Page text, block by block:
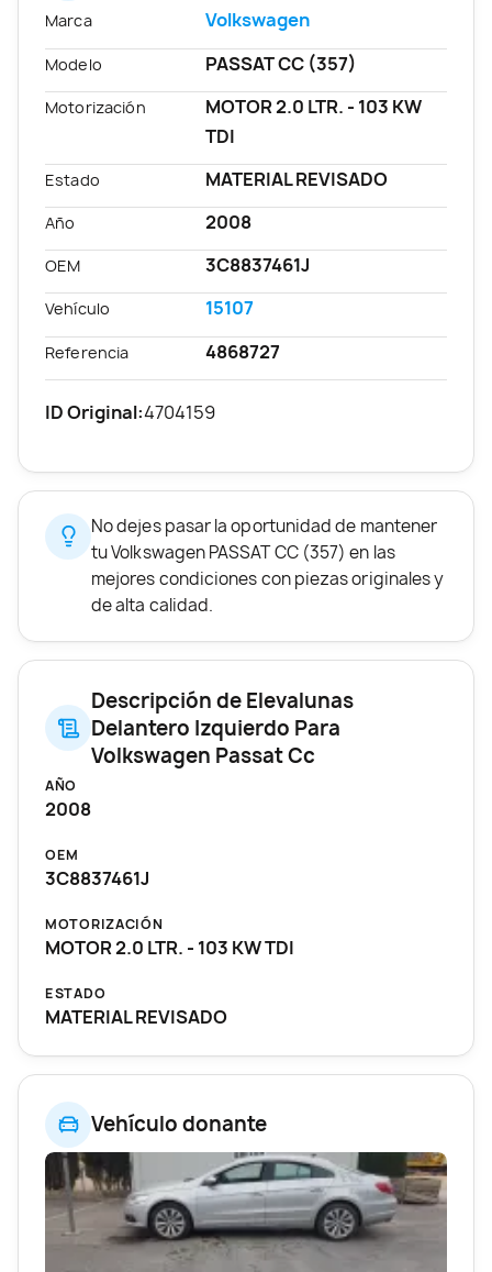
Vehículo donante
Marca Volkswagen
Modelo PASSAT CC (357)
Motorización
MOTOR 2.0 LTR. - 103 KW
TDI
Estado MATERIAL REVISADO
Año 2008
OEM 3C8837461J
Vehículo 15107
Referencia 4868727
ID Original:4704159
No dejes pasar la oportunidad de mantener
tu Volkswagen PASSAT CC (357) en las
mejores condiciones con piezas originales y
de alta calidad.
Descripción de Elevalunas
Delantero Izquierdo Para
Volkswagen Passat Cc
AÑO
2008
OEM
3C8837461J
MOTORIZACIÓN
MOTOR 2.0 LTR. - 103 KW TDI
ESTADO
MATERIAL REVISADO